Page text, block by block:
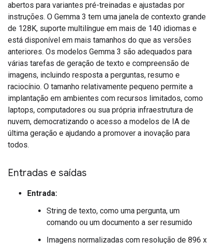
abertos para variantes pré-treinadas e ajustadas por
instruções. O Gemma 3 tem uma janela de contexto grande
de 128K, suporte multilíngue em mais de 140 idiomas e
está disponível em mais tamanhos do que as versões
anteriores. Os modelos Gemma 3 são adequados para
várias tarefas de geração de texto e compreensão de
imagens, incluindo resposta a perguntas, resumo e
raciocínio. O tamanho relativamente pequeno permite a
implantação em ambientes com recursos limitados, como
laptops, computadores ou sua própria infraestrutura de
nuvem, democratizando o acesso a modelos de IA de
última geração e ajudando a promover a inovação para
todos.
Entradas e saídas
Entrada:
String de texto, como uma pergunta, um
comando ou um documento a ser resumido
Imagens normalizadas com resolução de 896 x